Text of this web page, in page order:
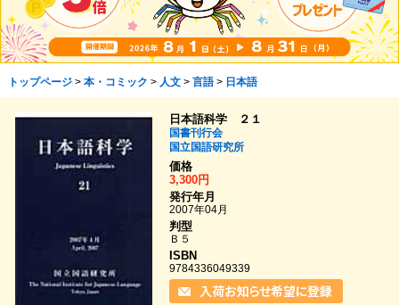
トップページ> 本・コミック > 人文> 言語> 日本語
日本語科学 ２１
国書刊行会
国立国語研究所
価格
3,300円
発行年月
2007年04月
判型
Ｂ５
ISBN
9784336049339